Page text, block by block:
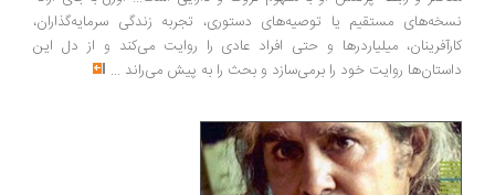
مستقیم یا توصیه‌های دستوری، تجربه زندگی سرمایه‌گذاران،
میلیاردرها و حتی افراد عادی را روایت می‌کند و از دل این
روایت خود را برمی‌سازد و بحث را به پیش می‌راند...